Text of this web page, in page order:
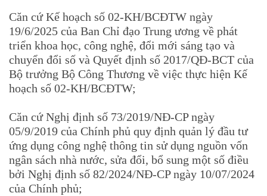
Căn cứ Kế hoạch số 02-KH/BCĐTW ngày
19/6/2025 của Ban Chỉ đạo Trung ương về phát
triển khoa học, công nghệ, đổi mới sáng tạo và
chuyển đổi số và Quyết định số 2017/QĐ-BCT của
Bộ trưởng Bộ Công Thương về việc thực hiện Kế
hoạch số 02-KH/BCĐTW;
Căn cứ Nghị định số 73/2019/NĐ-CP ngày
05/9/2019 của Chính phủ quy định quản lý đầu tư
ứng dụng công nghệ thông tin sử dụng nguồn vốn
ngân sách nhà nước, sửa đổi, bổ sung một số điều
bởi Nghị định số 82/2024/NĐ-CP ngày 10/07/2024
của Chính phủ;